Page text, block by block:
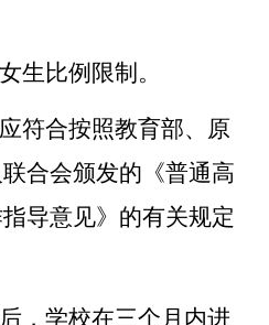
生比例限制。
符合按照教育部、原
合会颁发的《普通高
导意见》的有关规定
，学校在三个月内进